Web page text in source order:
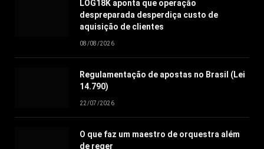
LOG18K aponta que operação
despreparada desperdiça custo de
aquisição de clientes
08/08/2026
Regulamentação de apostas no Brasil (Lei
14.790)
22/07/2026
O que faz um maestro de orquestra além
de reger